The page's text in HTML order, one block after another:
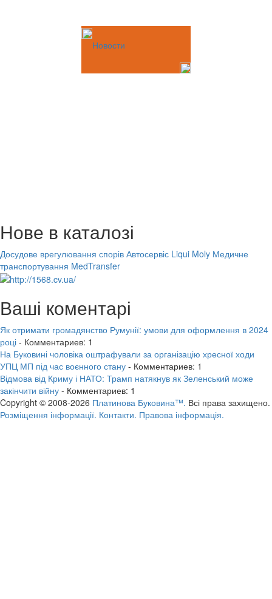
Новости
Нове в каталозі
Досудове врегулювання спорів Автосервіс Liqui Moly Медичне
транспортування MedTransfer
Ваші коментарі
Як отримати громадянство Румунії: умови для оформлення в 2024
році - Комментариев: 1
На Буковині чоловіка оштрафували за організацію хресної ходи
УПЦ МП під час воєнного стану - Комментариев: 1
Відмова від Криму і НАТО: Трамп натякнув як Зеленський може
закінчити війну - Комментариев: 1
Copyright © 2008-2026 Платинова Буковина™. Всі права захищено.
Розміщення інформації. Контакти. Правова інформація.